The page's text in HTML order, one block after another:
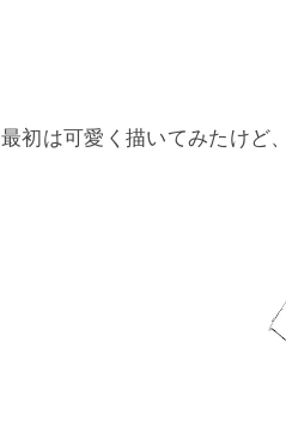
最初は可愛く描いてみたけど